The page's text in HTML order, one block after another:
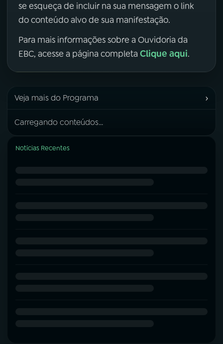
se esqueça de incluir na sua mensagem o link
do conteúdo alvo de sua manifestação.
Para mais informações sobre a Ouvidoria da
EBC, acesse a página completa Clique aqui.
Veja mais do Programa ›
Carregando conteúdos...
Notícias Recentes